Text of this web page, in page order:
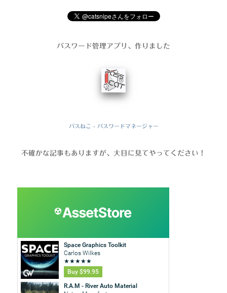
パスワード管理アプリ、作りました
パスねこ - パスワードマネージャー
不確かな記事もありますが、大目に見てやってください！